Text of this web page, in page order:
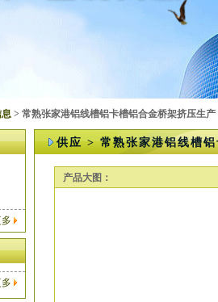
> 常熟张家港铝线槽铝卡槽铝合金桥架挤压生产
供应 > 常熟张家港铝线槽
产品大图：